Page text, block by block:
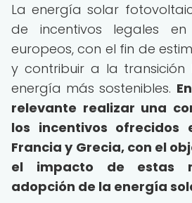
La energía solar
de incentivos legales en
europeos, con el fin de
y contribuir a la transición
energía más sostenibles.
relevante realizar una
los incentivos ofrecidos
Francia y Grecia, con el
el impacto de estas
adopción de la energía